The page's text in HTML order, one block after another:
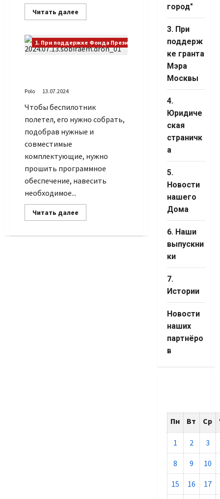
Читать далее
больше
совместное
совещание
1. При поддержке Фонда Президентских грантов
Polo 13.07.2024
Чтобы беспилотник
полетел, его нужно собрать,
подобрав нужные и
совместимые
комплектующие, нужно
прошить программное
обеспечение, навесить
необходимое...
Читать далее
больше
свой
город"
3. При
поддерж
ке гранта
Мэра
Москвы
4.
Юридиче
ская
страничк
а
5.
Новости
нашего
Дома
6. Наши
выпускни
ки
7.
Истории
Новости
наших
партнёро
в
Пн Вт Ср
1 2 3
8 9 10
15 16 17